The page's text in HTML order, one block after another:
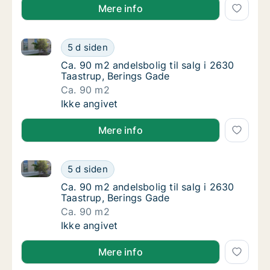
Mere info
Ca. 90 m2 andelsbolig til salg i 2630
5 d siden
Ca. 90 m2 andelsbolig til salg i 2630 Taastrup,
Ca. 90 m2 andelsbolig til salg i 2630
Ca. 90 m2 andelsbolig til salg i 2630
Taastrup, Berings Gade
Ca. 90 m2
Ca. 90 m2 andelsbolig til salg i 2630
Ikke angivet
Mere info
Ca. 90 m2 andelsbolig til salg i 2630
5 d siden
Ca. 90 m2 andelsbolig til salg i 2630 Taastrup,
Ca. 90 m2 andelsbolig til salg i 2630
Ca. 90 m2 andelsbolig til salg i 2630
Taastrup, Berings Gade
Ca. 90 m2
Ca. 90 m2 andelsbolig til salg i 2630
Ikke angivet
Mere info